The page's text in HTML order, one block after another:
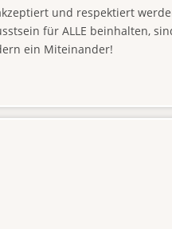
und respektiert
für ALLE beinhalten,
ein Miteinander!